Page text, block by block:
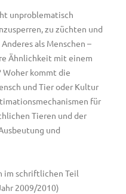
unproblematisch
zu züchten und
als Menschen –
Ähnlichkeit mit einem
Woher kommt die
und Tier oder Kultur
für
Tieren und der
und
im schriftlichen Teil
2009/2010)